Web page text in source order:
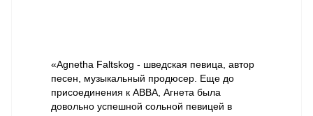
«Agnetha Faltskog - шведская певица, автор
песен, музыкальный продюсер. Еще до
присоединения к ABBA, Агнета была
довольно успешной сольной певицей в